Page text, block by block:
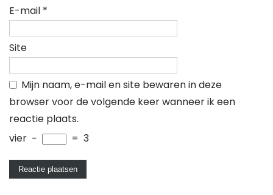
E-mail *
Site
Mijn naam, e-mail en site bewaren in deze
browser voor de volgende keer wanneer ik een
reactie plaats.
vier − = 3